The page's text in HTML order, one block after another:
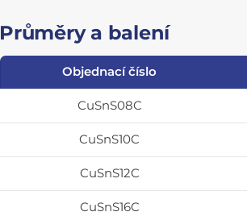
Průměry a balení
Objednací číslo
CuSnS08C
CuSnS10C
CuSnS12C
CuSnS16C